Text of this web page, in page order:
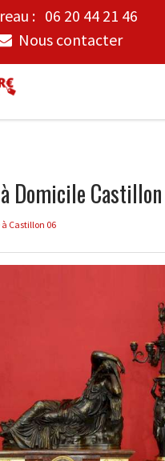
: 06 20 44 21 46
Nous contacter
Domicile
Castillon 06